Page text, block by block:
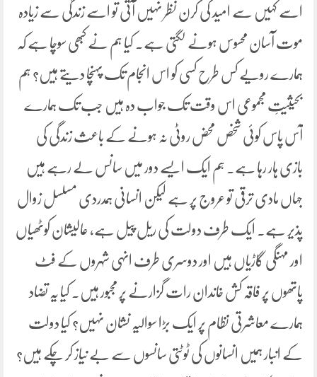
اسے کہیں سے امید کی کرن نظر نہیں آتی تو اسے زندگی سے زیادہ
موت آسان محسوس ہونے لگتی ہے۔ کیا ہم نے کبھی سوچا ہے کہ
ہمارے رویے کس طرح کسی کو اس انجام تک پہنچا دیتے ہیں؟ ہم
بحیثیتِ مجموعی اس وقت تک جواب دہ ہیں جب تک ہمارے
آس پاس کوئی شخص محض روٹی نہ ہونے کے باعث زندگی کی
بازی ہار رہا ہے۔ ہم ایک ایسے دور میں سانس لے رہے ہیں
جہاں مادی ترقی تو عروج پر ہے لیکن انسانی ہمدردی مسلسل زوال
پذیر ہے۔ ایک طرف دولت کی ریل پیل ہے، عالیشان کوٹھیاں
اور مہنگی گاڑیاں ہیں اور دوسری طرف انہی شہروں کے فٹ
پاتھوں پر فاقہ کش خاندان رات گزارنے پر مجبور ہیں۔ کیا یہ تضاد
ہمارے معاشرتی نظام پر ایک بڑا سوالیہ نشان نہیں؟ کیا دولت
کے انبار ہمیں انسانوں کی ٹوٹتی سانسوں سے بے نیاز کر چکے ہیں؟